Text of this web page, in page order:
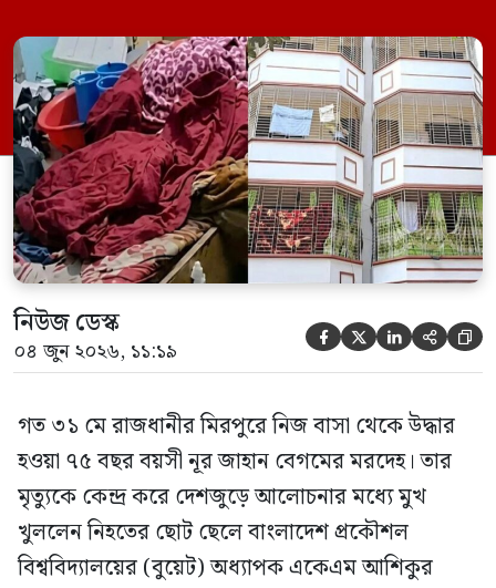
(বুয়েট) অধ্যাপক একেএম আশিকুর রহমান।
তিনি পরিবারের বিরুদ্ধে ছড়ানো বিভিন্ন তথ্যকে
মিথ্যা বলে দাবি করেছেন। বুধবার (৩ জুন)
গণমাধ্যমে দেওয়া বক্তব্যে তিনি এই […]
নিউজ ডেস্ক
০৪ জুন ২০২৬, ১১:১৯     
গত ৩১ মে রাজধানীর মিরপুরে নিজ বাসা থেকে উদ্ধার
হওয়া ৭৫ বছর বয়সী নূর জাহান বেগমের মরদেহ। তার
মৃত্যুকে কেন্দ্র করে দেশজুড়ে আলোচনার মধ্যে মুখ
খুললেন নিহতের ছোট ছেলে বাংলাদেশ প্রকৌশল
বিশ্ববিদ্যালয়ের (বুয়েট) অধ্যাপক একেএম আশিকুর